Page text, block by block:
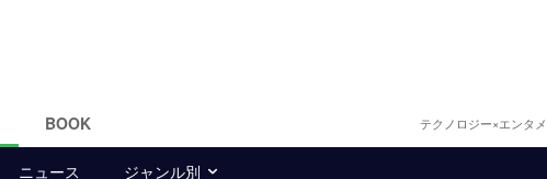
BOOK テクノロジー×エンタ
ニュース ジャンル別